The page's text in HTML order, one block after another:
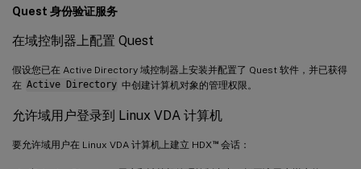
Quest 身份验证服务
在域控制器上配置 Quest
假设您已在 Active Directory 域控制器上安装并配置了 Quest 软件，并已获得
在 Active Directory 中创建计算机对象的管理权限。
允许域用户登录到 Linux VDA 计算机
要允许域用户在 Linux VDA 计算机上建立 HDX ™会话：